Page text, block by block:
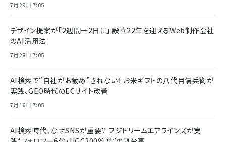
7月29日 7:05
デザイン提案が「2週間→2日に」 設立22年を迎えるWeb制作会社
のAI活用法
7月28日 7:05
AI検索で“自社がお勧め”されない！ お米ギフトの八代目儀兵衛が
実践、GEO時代のECサイト改善
7月16日 7:05
AI検索時代、なぜSNSが重要？ フジドリームエアラインズが実